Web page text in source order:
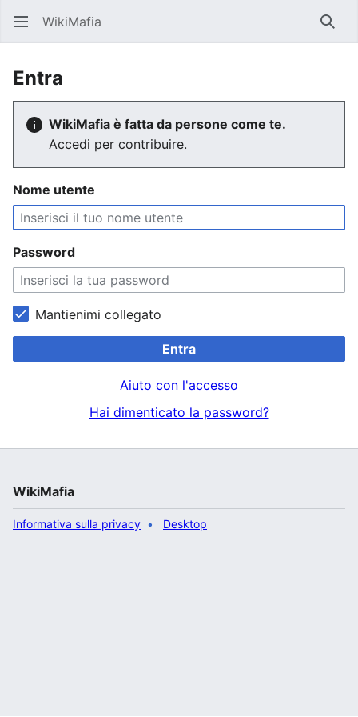
WikiMafia
Entra
WikiMafia è fatta da persone come te.
Accedi per contribuire.
Nome utente
Password
Mantienimi collegato
Entra
Aiuto con l'accesso
Hai dimenticato la password?
WikiMafia
Informativa sulla privacy Desktop